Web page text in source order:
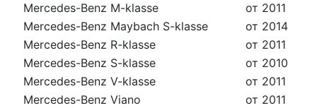
Mercedes-Benz M-klasse
от 2011
Mercedes-Benz Maybach S-klasse
от 2014
Mercedes-Benz R-klasse
от 2011
Mercedes-Benz S-klasse
от 2010
Mercedes-Benz V-klasse
от 2011
Mercedes-Benz Viano
от 2011